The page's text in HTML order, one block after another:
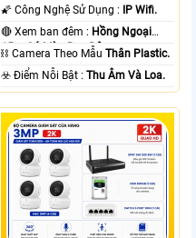
🌠 Công Nghệ Sử Dụng : IP Wifi.
🔴 Xem ban đêm : Hồng Ngoại
15m Có Màu Ban Ðêm.
⛓ Camera Theo MẫuThân Plastic.
️☣️ Điểm Nỗi Bật :Thu Âm Và Loa.